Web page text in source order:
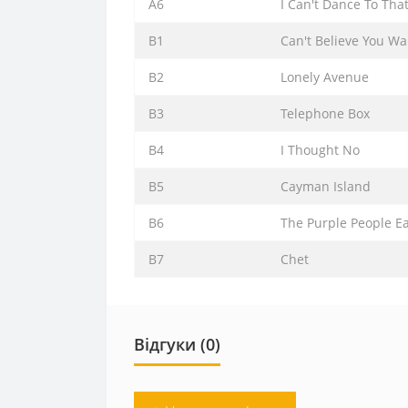
A6 I Can't Dance To That
B1 Can't Believe You
B2 Lonely Avenue
B3 Telephone Box
B4 I Thought No
B5 Cayman Island
B6 The Purple People
B7 Chet
Відгуки (0)